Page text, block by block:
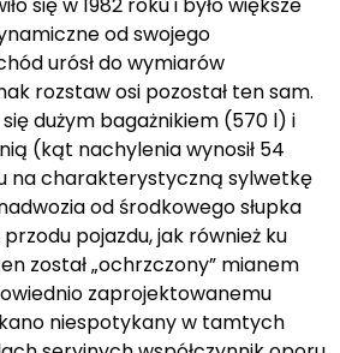
od swojego
urósł do wymiarów
rozstaw osi pozostał ten sam.
dużym bagażnikiem (570 l) i
(kąt nachylenia wynosił 54
na charakterystyczną sylwetkę
od środkowego słupka
pojazdu, jak również ku
został „ochrzczony” mianem
zaprojektowanemu
niespotykany w tamtych